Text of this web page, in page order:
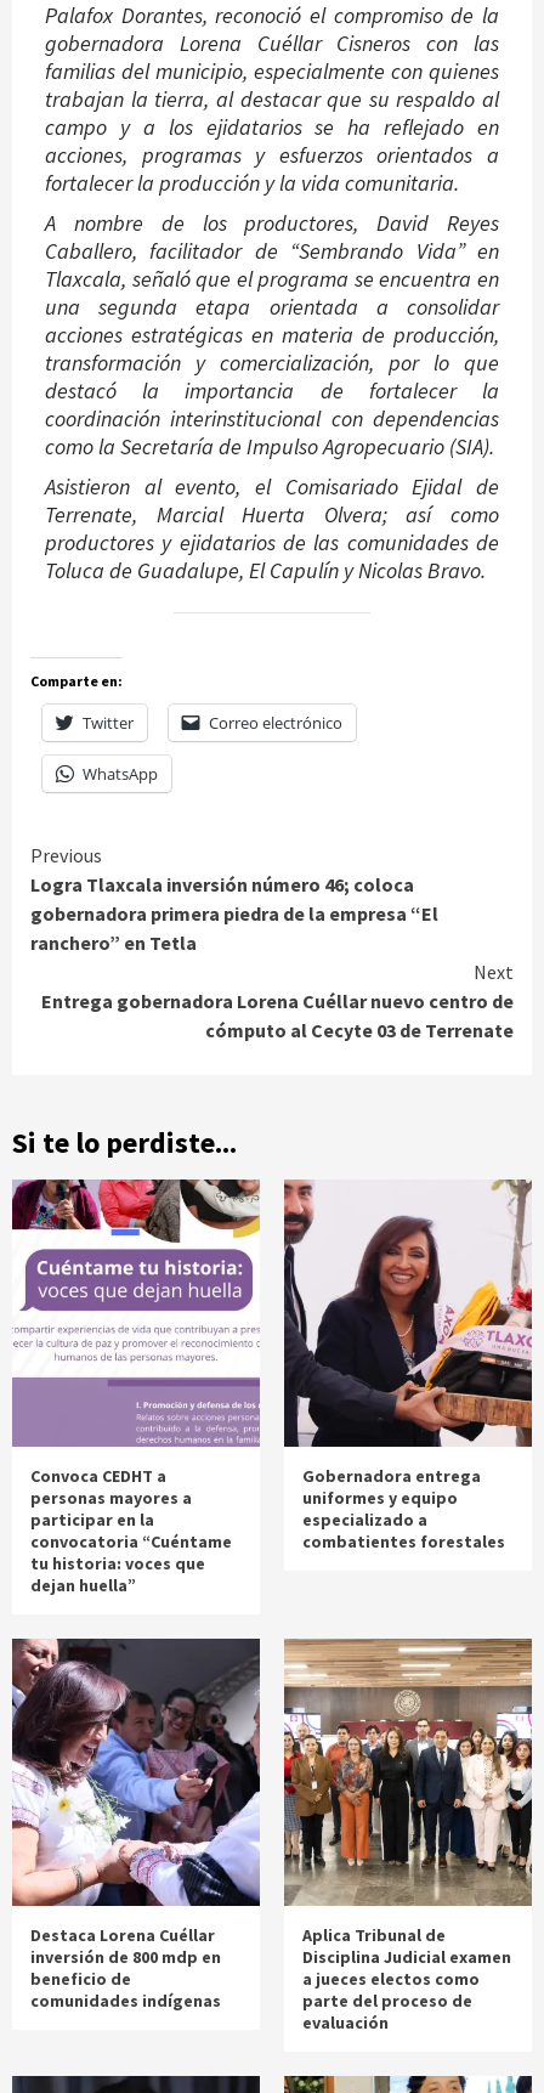
Palafox Dorantes, reconoció el compromiso de la
gobernadora Lorena Cuéllar Cisneros con las
familias del municipio, especialmente con quienes
trabajan la tierra, al destacar que su respaldo al
campo y a los ejidatarios se ha reflejado en
acciones, programas y esfuerzos orientados a
fortalecer la producción y la vida comunitaria.
A nombre de los productores, David Reyes
Caballero, facilitador de “Sembrando Vida” en
Tlaxcala, señaló que el programa se encuentra en
una segunda etapa orientada a consolidar
acciones estratégicas en materia de producción,
transformación y comercialización, por lo que
destacó la importancia de fortalecer la
coordinación interinstitucional con dependencias
como la Secretaría de Impulso Agropecuario (SIA).
Asistieron al evento, el Comisariado Ejidal de
Terrenate, Marcial Huerta Olvera; así como
productores y ejidatarios de las comunidades de
Toluca de Guadalupe, El Capulín y Nicolas Bravo.
Comparte en:
Twitter Correo electrónico
WhatsApp
Continue
Reading
Previous
Logra Tlaxcala inversión número 46; coloca
gobernadora primera piedra de la empresa “El
ranchero” en Tetla
Next
Entrega gobernadora Lorena Cuéllar nuevo centro de
cómputo al Cecyte 03 de Terrenate
Si te lo perdiste...
Convoca CEDHT a
personas mayores a
participar en la
convocatoria “Cuéntame
tu historia: voces que
dejan huella”
Gobernadora entrega
uniformes y equipo
especializado a
combatientes forestales
Destaca Lorena Cuéllar
inversión de 800 mdp en
beneficio de
comunidades indígenas
Aplica Tribunal de
Disciplina Judicial examen
a jueces electos como
parte del proceso de
evaluación